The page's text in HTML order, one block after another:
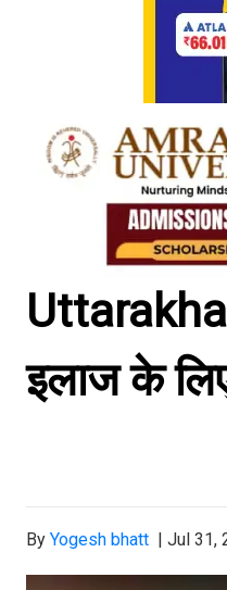
इलाज के
By Yogesh bhatt | Jul 31,